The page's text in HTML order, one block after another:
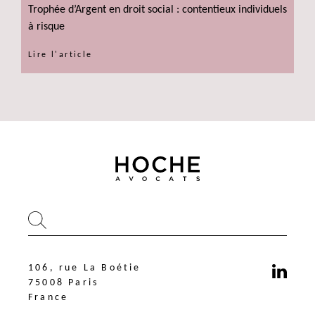
Trophée d’Argent en droit social : contentieux individuels
à risque
Lire l'article
106, rue La Boétie
75008 Paris
France